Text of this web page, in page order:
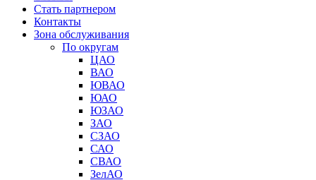
Стать партнером
Контакты
Зона обслуживания
По округам
ЦАО
ВАО
ЮВАО
ЮАО
ЮЗАО
ЗАО
СЗАО
САО
СВАО
ЗелАО